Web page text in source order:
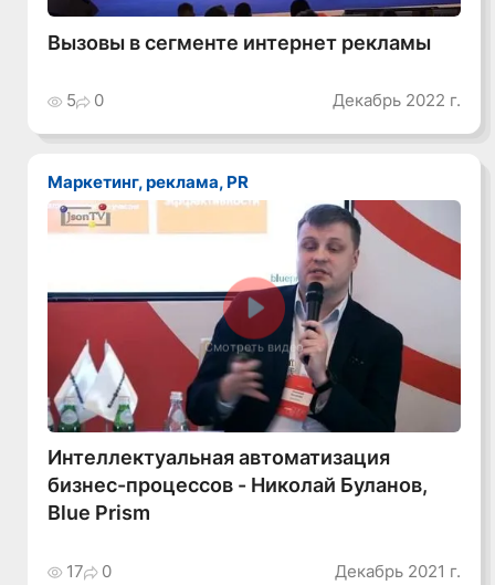
Вызовы в сегменте интернет рекламы
5 0 Декабрь 2022 г.
Маркетинг, реклама, PR
Смотреть видео
Интеллектуальная автоматизация
бизнес-процессов - Николай Буланов,
Blue Prism
17 0 Декабрь 2021 г.